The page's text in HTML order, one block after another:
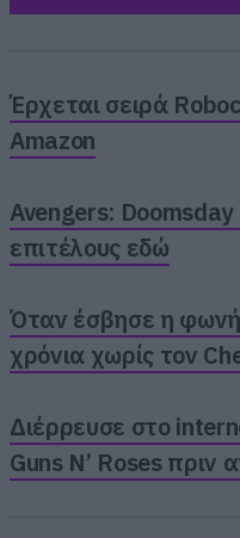
Κάναμε ρεπορτάζ
Έρχεται σειρά
Amazon
Avengers:
επιτέλους εδώ
Όταν έσβησε η φωνή
χρόνια χωρίς τον
Διέρρευσε στο
Guns N’ Roses πριν